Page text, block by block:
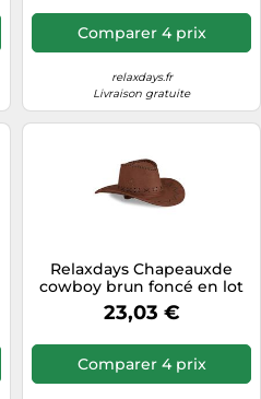
Comparer 4 prix
relaxdays.fr
Livraison gratuite
Relaxdays Chapeauxde
cowboy brun foncé en lot
de 2
23,03 €
Comparer 4 prix